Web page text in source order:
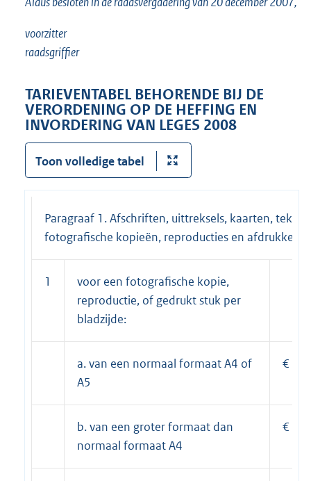
voorzitter
raadsgriffier
TARIEVENTABEL BEHORENDE BIJ DE
VERORDENING OP DE HEFFING EN
INVORDERING VAN LEGES 2008
Toon volledige tabel
Paragraaf 1. Afschriften, uittreksels, kaarten,
fotografische kopieën, reproducties en afdrukken
1
voor een fotografische kopie,
reproductie, of gedrukt stuk per
bladzijde:
a. van een normaal formaat A4 of
A5
€
b. van een groter formaat dan
normaal formaat A4
€